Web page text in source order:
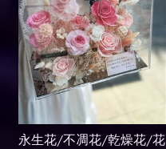
永生花/不凋花/乾燥花/花